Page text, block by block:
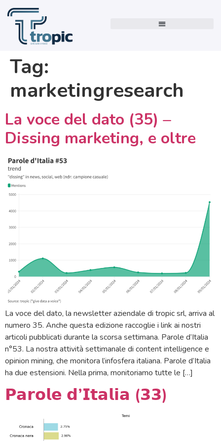
Tag:
marketingresearch
La voce del dato (35) –
Dissing marketing, e oltre
La voce del dato, la newsletter aziendale di tropic srl, arriva al
numero 35. Anche questa edizione raccoglie i link ai nostri
articoli pubblicati durante la scorsa settimana. Parole d’Italia
n°53. La nostra attività settimanale di content intelligence e
opinion mining, che monitora l’infosfera italiana. Parole d’Italia
ha due estensioni. Nella prima, monitoriamo tutte le […]
𝗣𝗮𝗿𝗼𝗹𝗲 𝗱’𝗜𝘁𝗮𝗹𝗶𝗮 (𝟯𝟯)